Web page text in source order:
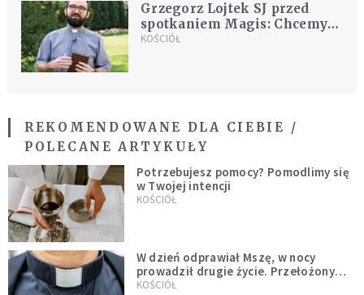
Grzegorz Lojtek SJ przed
spotkaniem Magis: Chcemy
uczyć się odnajdywać Boga we
KOŚCIÓŁ
REKOMENDOWANE DLA CIEBIE /
POLECANE ARTYKUŁY
Potrzebujesz pomocy? Pomodlimy się
w Twojej intencji
KOŚCIÓŁ
W dzień odprawiał Mszę, w nocy
prowadził drugie życie. Przełożony
kazał mu opuścić zakon
KOŚCIÓŁ